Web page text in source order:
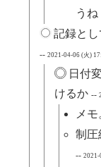
うね
記録と
--2021-04-06 (火)
日付
けるか--
メ
制
--2021-